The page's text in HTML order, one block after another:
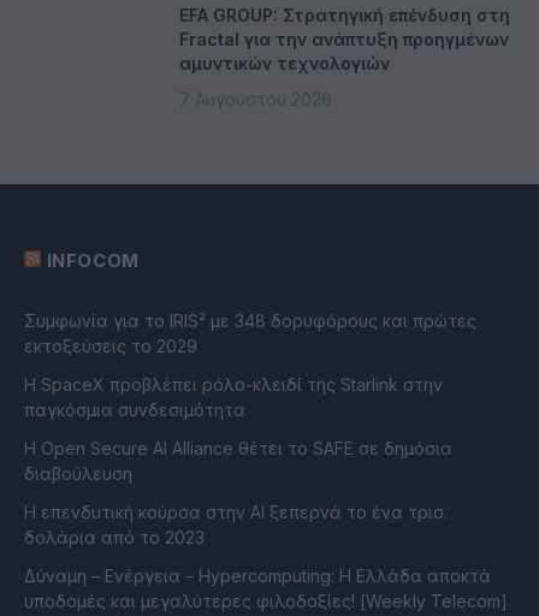
EFA GROUP: Στρατηγική επένδυση στη
Fractal για την ανάπτυξη προηγμένων
αμυντικών τεχνολογιών
7 Αυγούστου 2026
INFOCOM
Συμφωνία για το IRIS² με 348 δορυφόρους και πρώτες
εκτοξεύσεις το 2029
Η SpaceX προβλέπει ρόλο-κλειδί της Starlink στην
παγκόσμια συνδεσιμότητα
Η Open Secure AI Alliance θέτει το SAFE σε δημόσια
διαβούλευση
Η επενδυτική κούρσα στην AI ξεπερνά το ένα τρισ.
δολάρια από το 2023
Δύναμη – Ενέργεια – Ηypercomputing: Η Ελλάδα αποκτά
υποδομές και μεγαλύτερες φιλοδοξίες! [Weekly Telecom]